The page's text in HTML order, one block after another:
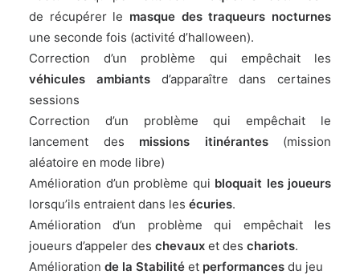
de récupérer le masque des traqueurs nocturnes
une seconde fois (activité d’halloween).
Correction d’un problème qui empêchait les
véhicules ambiantsd’apparaître dans certaines
sessions
Correction d’un problème qui empêchait le
lancement des missions itinérantes(mission
aléatoire en mode libre)
Amélioration d’un problème qui bloquait les joueurs
lorsqu’ils entraient dans les écuries.
Amélioration d’un problème qui empêchait les
joueurs d’appeler des chevaux et des chariots.
Amélioration de la Stabilité et performances du jeu